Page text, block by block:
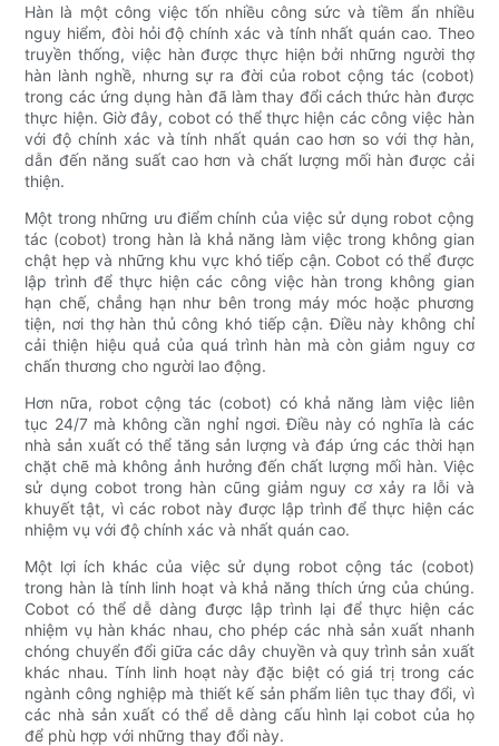
Hàn là một công việc tốn nhiều công sức và tiềm ẩn nhiều
nguy hiểm, đòi hỏi độ chính xác và tính nhất quán cao. Theo
truyền thống, việc hàn được thực hiện bởi những người thợ
hàn lành nghề, nhưng sự ra đời của robot cộng tác (cobot)
trong các ứng dụng hàn đã làm thay đổi cách thức hàn được
thực hiện. Giờ đây, cobot có thể thực hiện các công việc hàn
với độ chính xác và tính nhất quán cao hơn so với thợ hàn,
dẫn đến năng suất cao hơn và chất lượng mối hàn được cải
thiện.
Một trong những ưu điểm chính của việc sử dụng robot cộng
tác (cobot) trong hàn là khả năng làm việc trong không gian
chật hẹp và những khu vực khó tiếp cận. Cobot có thể được
lập trình để thực hiện các công việc hàn trong không gian
hạn chế, chẳng hạn như bên trong máy móc hoặc phương
tiện, nơi thợ hàn thủ công khó tiếp cận. Điều này không chỉ
cải thiện hiệu quả của quá trình hàn mà còn giảm nguy cơ
chấn thương cho người lao động.
Hơn nữa, robot cộng tác (cobot) có khả năng làm việc liên
tục 24/7 mà không cần nghỉ ngơi. Điều này có nghĩa là các
nhà sản xuất có thể tăng sản lượng và đáp ứng các thời hạn
chặt chẽ mà không ảnh hưởng đến chất lượng mối hàn. Việc
sử dụng cobot trong hàn cũng giảm nguy cơ xảy ra lỗi và
khuyết tật, vì các robot này được lập trình để thực hiện các
nhiệm vụ với độ chính xác và nhất quán cao.
Một lợi ích khác của việc sử dụng robot cộng tác (cobot)
trong hàn là tính linh hoạt và khả năng thích ứng của chúng.
Cobot có thể dễ dàng được lập trình lại để thực hiện các
nhiệm vụ hàn khác nhau, cho phép các nhà sản xuất nhanh
chóng chuyển đổi giữa các dây chuyền và quy trình sản xuất
khác nhau. Tính linh hoạt này đặc biệt có giá trị trong các
ngành công nghiệp mà thiết kế sản phẩm liên tục thay đổi, vì
các nhà sản xuất có thể dễ dàng cấu hình lại cobot của họ
để phù hợp với những thay đổi này.